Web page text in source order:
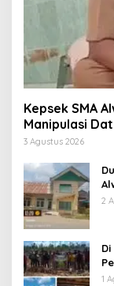
Kepsek SMA
Manipulasi
Dana MBG
3 Agustus 2026
2
1